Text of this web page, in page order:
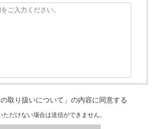
の取り扱いについて」の内容に同意する
ただけない場合は送信ができません。